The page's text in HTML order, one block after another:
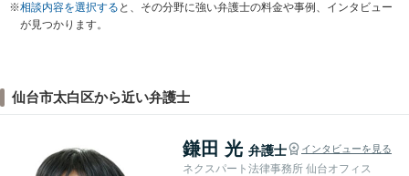
※相談内容を選択する と、その分野に強い弁護士の料金や事例、インタビュー
が見つかります。
仙台市太白区から近い弁護士
鎌田 光 弁護士 インタビューを見る
ネクスパート法律事務所 仙台オフィス